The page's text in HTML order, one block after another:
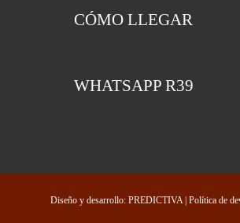
CÓMO LLEGAR
WHATSAPP R39
Diseño y desarrollo: PREDICTIVA | Política de